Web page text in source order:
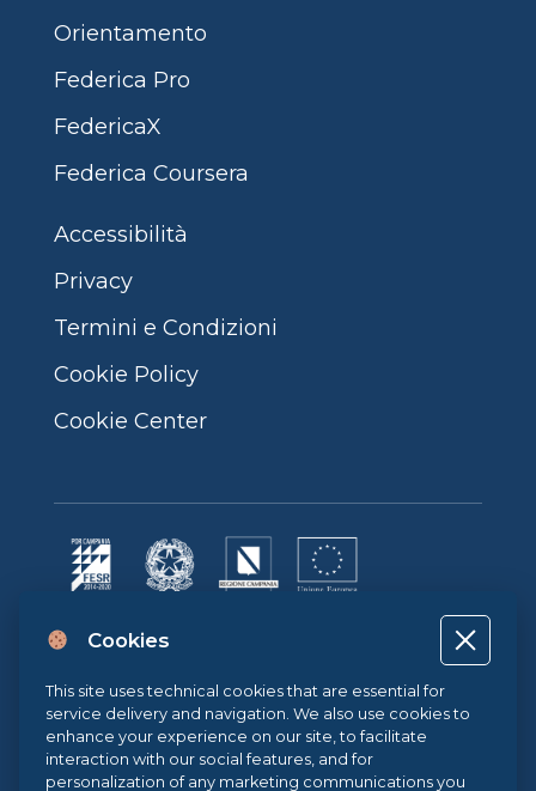
Orientamento
Federica Pro
FedericaX
Federica Coursera
Accessibilità
Privacy
Termini e Condizioni
Cookie Policy
Cookie Center
Progetto cofinanziato dall’Unione Europea, dallo Stato Italiano e dalla
Regione Campania POR CAMPANIA FESR 2014-2020 | ASSE II –
OBIETTIVO TEMATICO 2O.S. 2.3 | AZIONE 2.3.1 | Progetto: LA FABBRICA
DIGITALE
Sistema di Gestione Qualità UNI EN ISO 9001:2015
Cookies
This site uses technical cookies that are essential for
service delivery and navigation. We also use cookies to
enhance your experience on our site, to facilitate
interaction with our social features, and for
personalization of any marketing communications you